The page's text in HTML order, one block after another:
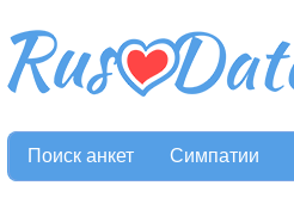
Поиск анкет Симпатии